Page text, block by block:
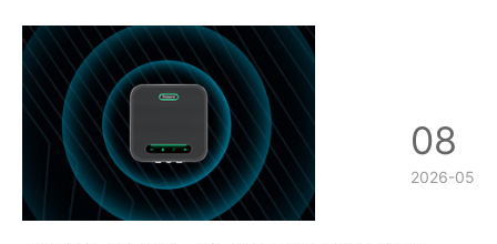
录播
08
2026-05